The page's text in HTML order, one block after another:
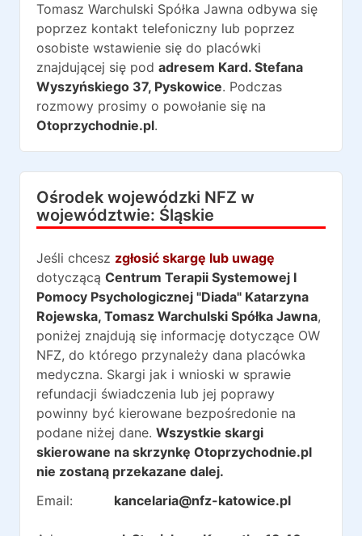
Tomasz Warchulski Spółka Jawna odbywa się
poprzez kontakt telefoniczny lub poprzez
osobiste wstawienie się do placówki
znajdującej się pod adresem Kard. Stefana
Wyszyńskiego 37, Pyskowice. Podczas
rozmowy prosimy o powołanie się na
Otoprzychodnie.pl.
Ośrodek wojewódzki NFZ w
województwie: Śląskie
Jeśli chcesz zgłosić skargę lub uwagę
dotyczącą Centrum Terapii Systemowej I
Pomocy Psychologicznej "Diada" Katarzyna
Rojewska, Tomasz Warchulski Spółka Jawna,
poniżej znajdują się informację dotyczące OW
NFZ, do którego przynależy dana placówka
medyczna. Skargi jak i wnioski w sprawie
refundacji świadczenia lub jej poprawy
powinny być kierowane bezpośredonie na
podane niżej dane. Wszystkie skargi
skierowane na skrzynkę Otoprzychodnie.pl
nie zostaną przekazane dalej.
Email:
kancelaria@nfz-katowice.pl